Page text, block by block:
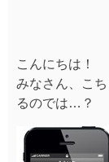
こんにちは！
みなさん、こ
るのでは…？